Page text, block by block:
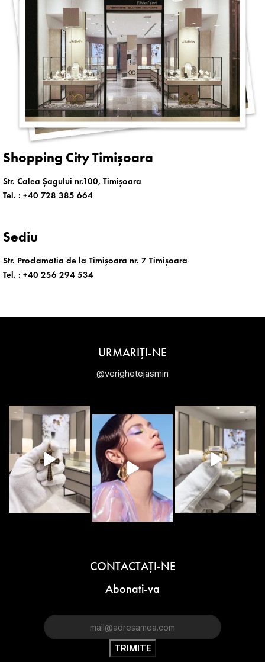
Shopping City Timișoara
Str. Calea Șagului nr.100, Timișoara
Tel. : +40 728 385 664
Sediu
Str. Proclamatia de la Timișoara nr. 7 Timișoara
Tel. : +40 256 294 534
URMARIȚI-NE
@verighetejasmin
CONTACTAŢI-NE
Abonati-va